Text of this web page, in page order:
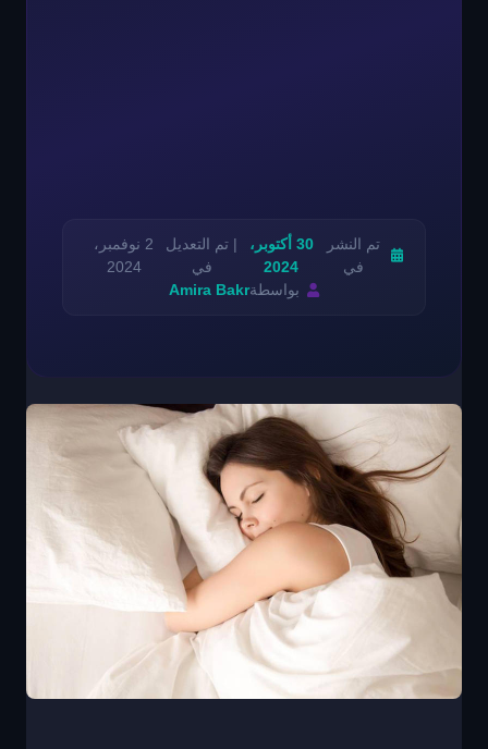
تم النشر
في
30 أكتوبر،
2024
| تم التعديل
في
2 نوفمبر،
2024
بواسطةAmira Bakr